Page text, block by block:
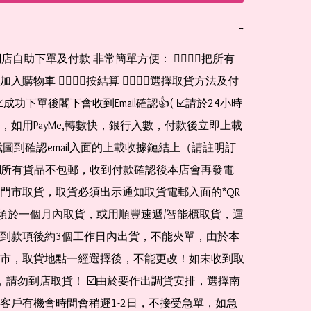
−
自助下單及付款 非常簡單方便： 👉🏻👉🏻把所有
入購物車 👉🏻👉🏻按結算 👉🏻👉🏻選擇取貨方法及付
功下單後閣下會收到Email確認👍( ☑️請於24小時
如用PayMe,轉數快，銀行入數，付款後立即上載
到確認email入面的上載收據鏈結上（請註明訂
有貨品不包郵，收到付款確認後本店會再發電
市取貨，取貨必須出示通知取貨電郵入面的*QR
於一個月內取貨，或用順豐速遞/智能櫃取貨，運
款項後約3個工作日內出貨，不能夾單，由於本
，取貨地點一經選擇後，不能更改！如未收到取
請勿到店取貨！ ☑️由於要作出調貨安排，選擇南
戶有機會時間會稍遲1-2日，不接受急單，如急